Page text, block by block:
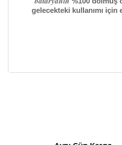
gelecekteki kullanımı
Ürün açıklamasında eksik